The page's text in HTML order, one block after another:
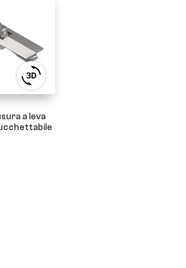
View
3D
product
a leva